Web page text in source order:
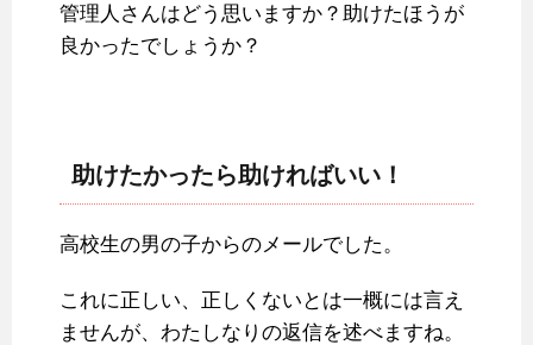
管理人さんはどう思いますか？助けたほうが
良かったでしょうか？
助けたかったら助ければいい！
高校生の男の子からのメールでした。
これに正しい、正しくないとは一概には言え
ませんが、わたしなりの返信を述べますね。